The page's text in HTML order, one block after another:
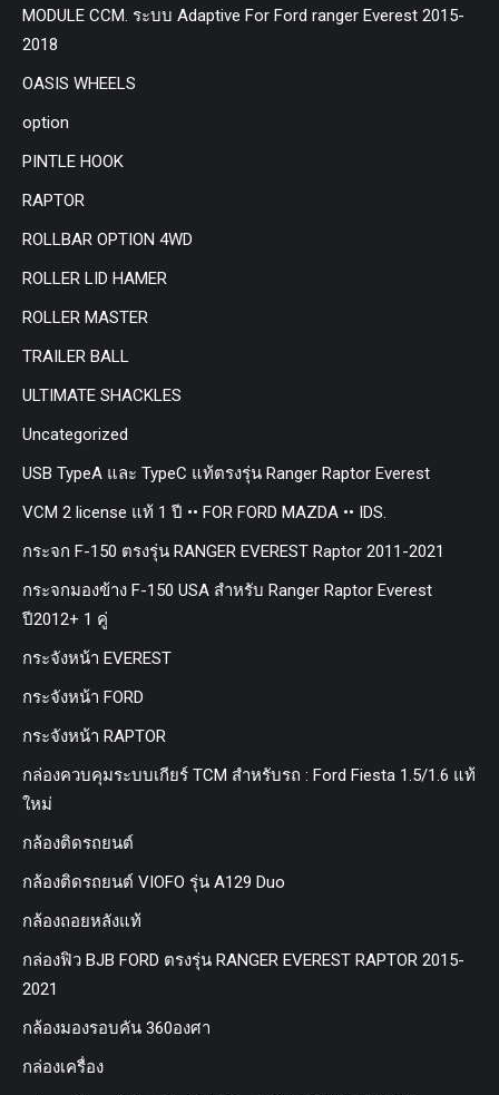
MODULE CCM. ระบบ Adaptive For Ford ranger Everest 2015-
2018
OASIS WHEELS
option
PINTLE HOOK
RAPTOR
ROLLBAR OPTION 4WD
ROLLER LID HAMER
ROLLER MASTER
TRAILER BALL
ULTIMATE SHACKLES
Uncategorized
USB TypeA และ TypeC แท้ตรงรุ่น Ranger Raptor Everest
VCM 2 license แท้ 1 ปี •• FOR FORD MAZDA •• IDS.
กระจก F-150 ตรงรุ่น RANGER EVEREST Raptor 2011-2021
กระจกมองข้าง F-150 USA สำหรับ Ranger Raptor Everest
ปี2012+ 1 คู่
กระจังหน้า EVEREST
กระจังหน้า FORD
กระจังหน้า RAPTOR
กล่องควบคุมระบบเกียร์ TCM สำหรับรถ : Ford Fiesta 1.5/1.6 แท้
ใหม่
กล้องติดรถยนต์
กล้องติดรถยนต์ VIOFO รุ่น A129 Duo
กล้องถอยหลังแท้
กล่องฟิว BJB FORD ตรงรุ่น RANGER EVEREST RAPTOR 2015-
2021
กล้องมองรอบคัน 360องศา
กล่องเครื่อง